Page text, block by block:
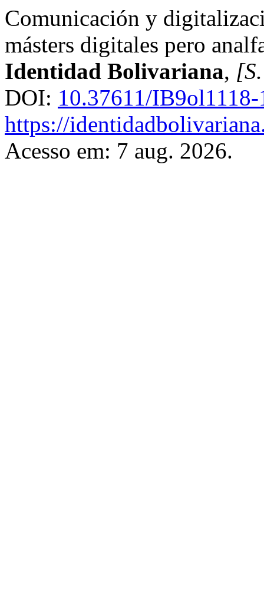
Comunicación y
másters digitales pero
Identidad Bolivariana,
DOI: 10.37611/IB9ol1118-
https://
Acesso em: 7 aug. 2026.